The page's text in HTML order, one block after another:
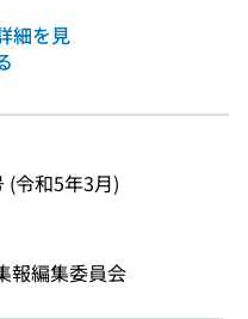
細を見
(令和5年3月)
報編集委員会